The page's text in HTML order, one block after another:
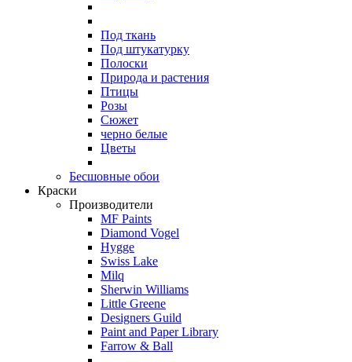
Под ткань
Под штукатурку
Полоски
Природа и растения
Птицы
Розы
Сюжет
черно белые
Цветы
Бесшовные обои
Краски
Производители
MF Paints
Diamond Vogel
Hygge
Swiss Lake
Milq
Sherwin Williams
Little Greene
Designers Guild
Paint and Paper Library
Farrow & Ball